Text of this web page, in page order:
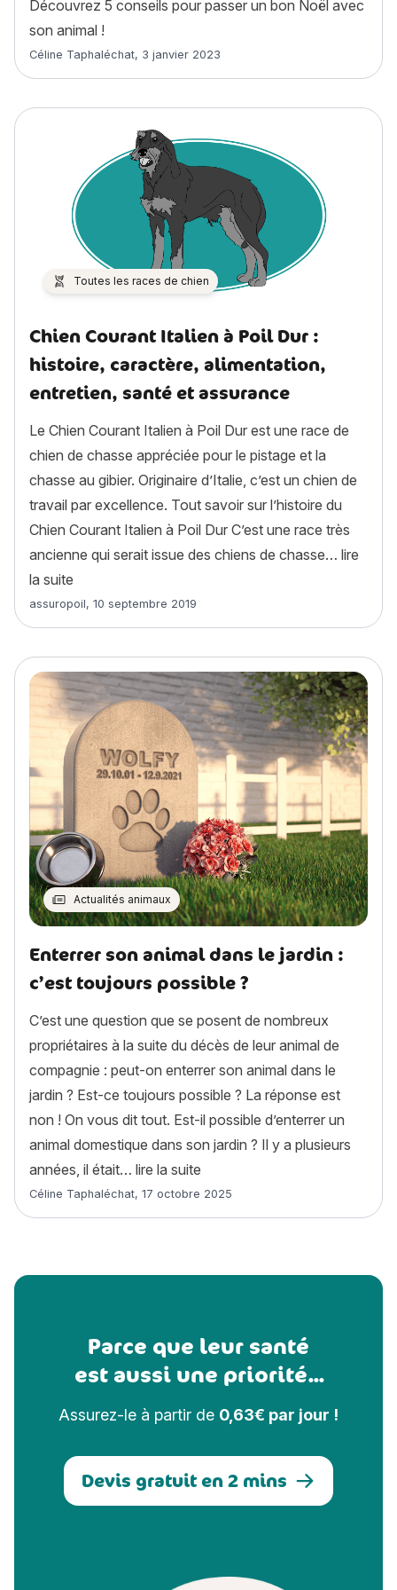
Découvrez 5 conseils pour passer un bon Noël avec
son animal !
Article rédigé par
Céline Taphaléchat, 3 janvier 2023
Toutes les races de chien
Chien Courant Italien à Poil Dur :
histoire, caractère, alimentation,
entretien, santé et assurance
Le Chien Courant Italien à Poil Dur est une race de
chien de chasse appréciée pour le pistage et la
chasse au gibier. Originaire d’Italie, c’est un chien de
travail par excellence. Tout savoir sur l’histoire du
Chien Courant Italien à Poil Dur C’est une race très
ancienne qui serait issue des chiens de chasse… lire
la suite
Article rédigé par
assuropoil, 10 septembre 2019
Actualités animaux
Enterrer son animal dans le jardin :
c’est toujours possible ?
C’est une question que se posent de nombreux
propriétaires à la suite du décès de leur animal de
compagnie : peut-on enterrer son animal dans le
jardin ? Est-ce toujours possible ? La réponse est
non ! On vous dit tout. Est-il possible d’enterrer un
animal domestique dans son jardin ? Il y a plusieurs
années, il était… lire la suite
Article rédigé par
Céline Taphaléchat, 17 octobre 2025
Parce que leur santé
est aussi une priorité...
Assurez-le à partir de 0,63€ par jour !
Devis gratuit en 2 mins